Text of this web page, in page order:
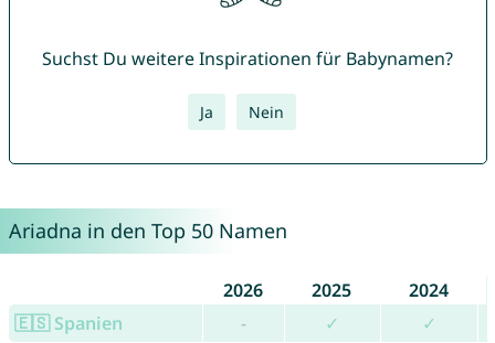
Suchst Du weitere Inspirationen für Babynamen?
Ja Nein
Ariadna in den Top 50 Namen
2026 2025
2024
🇪🇸 Spanien
- ✓ ✓